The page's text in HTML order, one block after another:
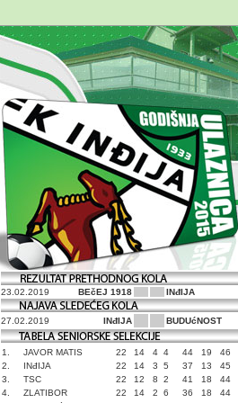
23.02.2019 BEčEJ 1918 INđIJA
27.02.2019 INđIJA BUDUćNOST
1. JAVOR MATIS 22 14 4 4 44 19
46
2.
INđIJA 22 14 3 5 37 13
45
3.
TSC 22 12 8 2 41 18
44
4.
ZLATIBOR 22 14 2 6 36 18
44